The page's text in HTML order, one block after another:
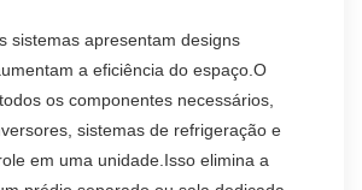
sistemas apresentam designs
a eficiência do espaço.O
os componentes necessários,
sistemas de refrigeração e
em uma unidade.Isso elimina a